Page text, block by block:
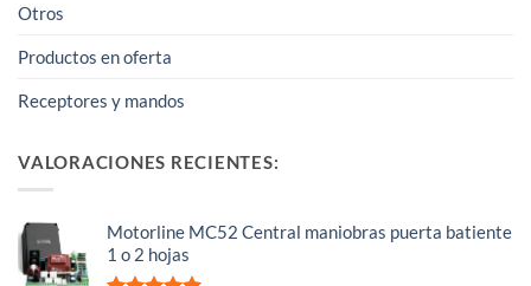
Otros
Productos en oferta
Receptores y mandos
VALORACIONES RECIENTES:
Motorline MC52 Central maniobras puerta batiente
1 o 2 hojas